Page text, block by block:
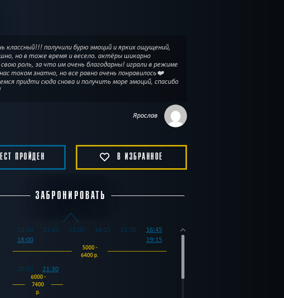
классный!!! получили бурю эмоций и ярких ощущений,
но в тоже время и весело. актёры шикарно
роль, за что им очень благодарны! играли в режиме
током знатно, но все равно очень понравилось❤️
придти сюда снова и получить море эмоций, спасибо
Ярослав
ПРОЙДЕН В ИЗБРАННОЕ
ЗАБРОНИРОВАТЬ
10:30 11:45 13:00 14:15 15:30
16:45
18:00
19:15
5000 -
6400 р.
20:30 21:30
6000 -
7400
р.